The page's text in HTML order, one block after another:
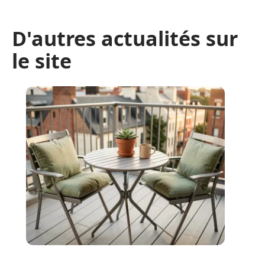
D'autres actualités sur
le site